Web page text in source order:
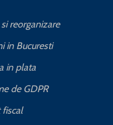
reorganizare
in Bucuresti
in plata
de GDPR